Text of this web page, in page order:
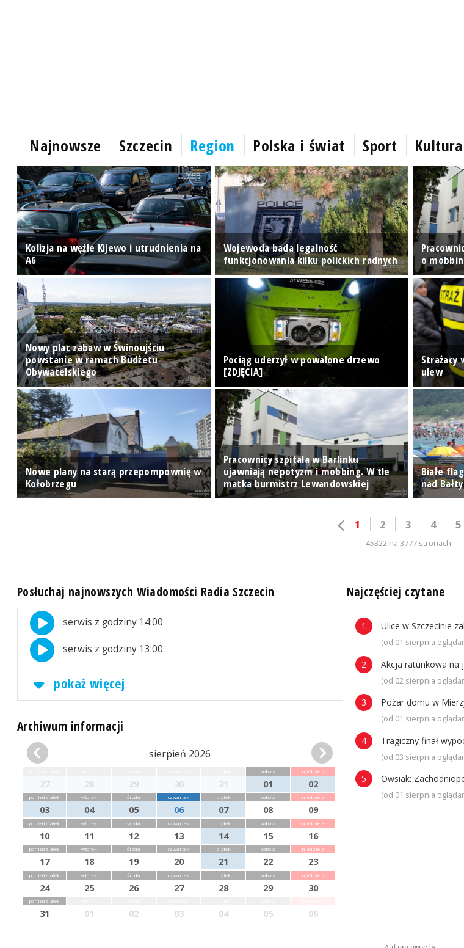
Najnowsze Szczecin Region Polska i świat Sport Kultura
Kolizja na węźle Kijewo i utrudnienia na
A6
Wojewoda bada legalność
funkcjonowania kilku polickich radnych
o
Nowy plac zabaw w Świnoujściu
powstanie w ramach Budżetu
Obywatelskiego
Pociąg uderzył w powalone drzewo
[ZDJĘCIA]
Strażacy
ulew
Nowe plany na starą przepompownię w
Kołobrzegu
Pracownicy szpitala w Barlinku
ujawniają nepotyzm i mobbing. W tle
matka burmistrz Lewandowskiej
Białe
nad
1 2 3 4 5
45322 na 3777 stronach
Posłuchaj najnowszych Wiadomości Radia Szczecin
serwis z godziny 14:00
serwis z godziny 13:00
pokaż więcej
Archiwum informacji
sierpień 2026
27 28 29 30 31
sobota
01
niedziela
02
poniedziałek
03
wtorek
04
środa
05
czwartek
06
piątek
07
sobota
08
niedziela
09
poniedziałek
10
wtorek
11
środa
12
czwartek
13
piątek
14
sobota
15
niedziela
16
poniedziałek
17
wtorek
18
środa
19
czwartek
20
piątek
21
sobota
22
niedziela
23
poniedziałek
24
wtorek
25
środa
26
czwartek
27
piątek
28
sobota
29
niedziela
30
poniedziałek
31 01 02 03 04 05 06
Najczęściej czytane
Ulice w Szczecinie
(od 01 sierpnia
Akcja ratunkowa na
(od 02 sierpnia
Pożar domu w
(od 01 sierpnia
Tragiczny finał
(od 03 sierpnia
Owsiak:
(od 01 sierpnia